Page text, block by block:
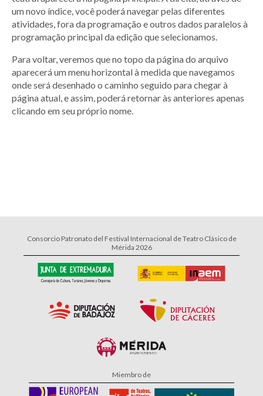
um novo índice, você poderá navegar pelas diferentes
atividades, fora da programação e outros dados paralelos à
programação principal da edição que selecionamos.
Para voltar, veremos que no topo da página do arquivo
aparecerá um menu horizontal à medida que navegamos
onde será desenhado o caminho seguido para chegar à
página atual, e assim, poderá retornar às anteriores apenas
clicando em seu próprio nome.
Consorcio Patronato del Festival Internacional de Teatro Clásico de
Mérida 2026
Miembro de